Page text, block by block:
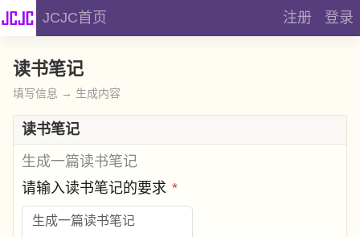
JCJC首页 注册 登录
读书笔记
填写信息 → 生成内容
读书笔记
生成一篇读书笔记
请输入读书笔记的要求 *